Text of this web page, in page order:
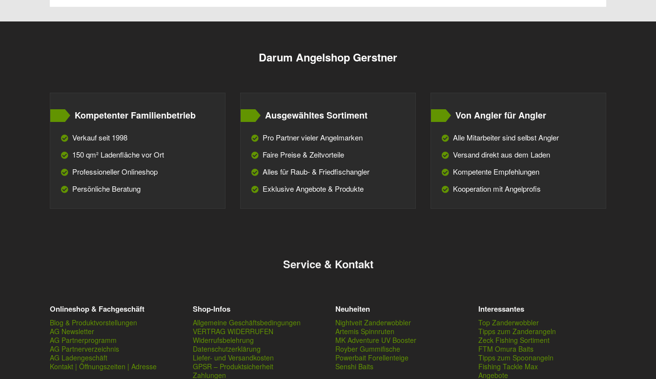
Darum Angelshop Gerstner
Kompetenter Familienbetrieb
Verkauf seit 1998
150 qm² Ladenfläche vor Ort
Professioneller Onlineshop
Persönliche Beratung
Ausgewähltes Sortiment
Pro Partner vieler Angelmarken
Faire Preise & Zeitvorteile
Alles für Raub- & Friedfischangler
Exklusive Angebote & Produkte
Von Angler für Angler
Alle Mitarbeiter sind selbst Angler
Versand direkt aus dem Laden
Kompetente Empfehlungen
Kooperation mit Angelprofis
Service & Kontakt
Onlineshop & Fachgeschäft
Blog & Produktvorstellungen
AG Newsletter
AG Partnerprogramm
AG Partnerverzeichnis
AG Ladengeschäft
Kontakt | Öffnungszeiten | Adresse
Shop-Infos
Allgemeine Geschäftsbedingungen
VERTRAG WIDERRUFEN
Widerrufsbelehrung
Datenschutzerklärung
Liefer- und Versandkosten
GPSR – Produktsicherheit
Zahlungen
Neuheiten
Nightveit Zanderwobbler
Artemis Spinnruten
MK Adventure UV Booster
Royber Gummifische
Powerbait Forellenteige
Senshi Baits
Interessantes
Top Zanderwobbler
Tipps zum Zanderangeln
Zeck Fishing Sortiment
FTM Omura Baits
Tipps zum Spoonangeln
Fishing Tackle Max
Angebote